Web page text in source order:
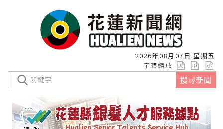
2026年08月07日 星期五
字體縮放
搜尋新聞